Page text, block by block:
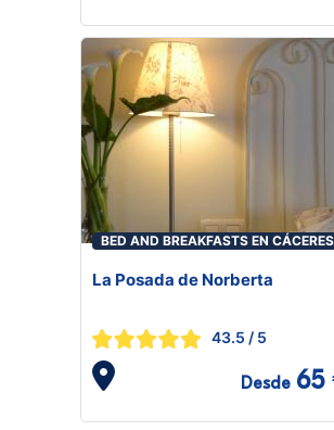
BED AND BREAKFASTS EN CÁCERES
La Posada de Norberta
43.5 / 5
Desde 65